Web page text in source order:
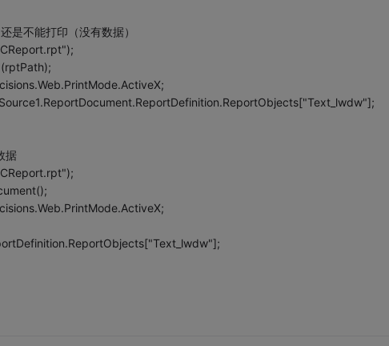
是不能打印（没有数据）
据